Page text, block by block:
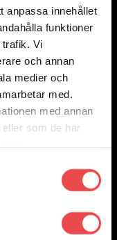
anpassa innehållet
funktioner
Vi
och annan
medier och
med.
med annan
som de har